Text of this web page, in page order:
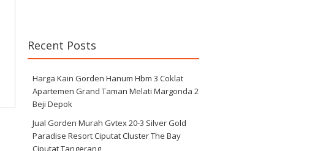
Recent Posts
Harga Kain Gorden Hanum Hbm 3 Coklat
Apartemen Grand Taman Melati Margonda 2
Beji Depok
Jual Gorden Murah Gvtex 20-3 Silver Gold
Paradise Resort Ciputat Cluster The Bay
Ciputat Tangerang